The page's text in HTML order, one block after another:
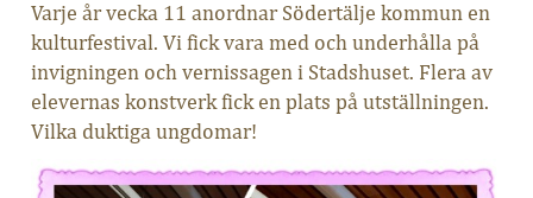
Varje år vecka 11 anordnar Södertälje kommun en
kulturfestival. Vi fick vara med och underhålla på
invigningen och vernissagen i Stadshuset. Flera av
elevernas konstverk fick en plats på utställningen.
Vilka duktiga ungdomar!